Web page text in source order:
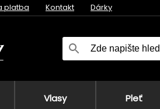
platba Kontakt Dárky
Vlasy Pleť